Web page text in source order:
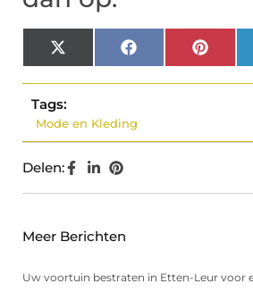
X
(Twitter)
Facebook
Tags:
Mode en Kleding
Delen:
Meer Berichten
Uw voortuin bestraten in Etten-Leur voor